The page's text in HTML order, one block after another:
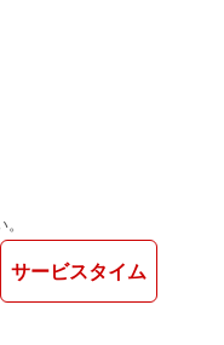
サービスタイム